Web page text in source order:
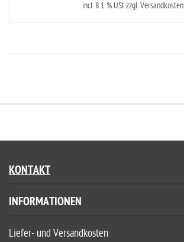
incl. 8.1 % USt zzgl. Versandkosten
KONTAKT
INFORMATIONEN
Liefer- und Versandkosten